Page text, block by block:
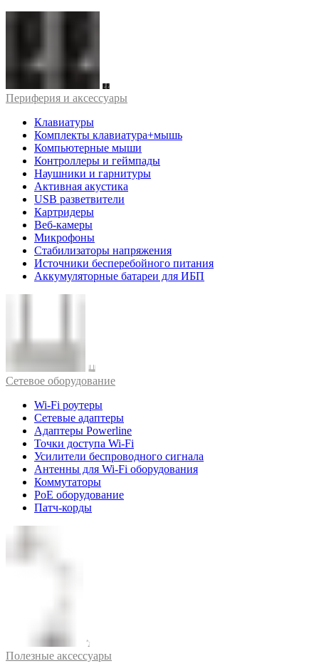
Периферия и аксессуары
Клавиатуры
Комплекты клавиатура+мышь
Компьютерные мыши
Контроллеры и геймпады
Наушники и гарнитуры
Активная акустика
USB разветвители
Картридеры
Веб-камеры
Микрофоны
Стабилизаторы напряжения
Источники бесперебойного питания
Аккумуляторные батареи для ИБП
Cетевое оборудование
Wi-Fi роутеры
Сетевые адаптеры
Адаптеры Powerline
Точки доступа Wi-Fi
Усилители беспроводного сигнала
Антенны для Wi-Fi оборудования
Коммутаторы
PoE оборудование
Патч-корды
Полезные аксессуары